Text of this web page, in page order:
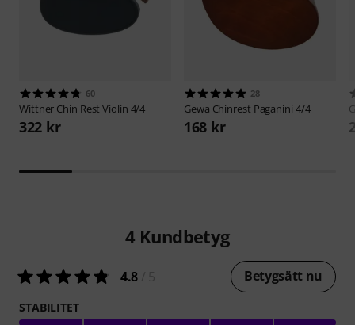
60
Wittner Chin Rest Violin 4/4
322 kr
28
Gewa Chinrest Paganini 4/4
168 kr
4 Kundbetyg
4.8 Betygsätt nu
STABILITET